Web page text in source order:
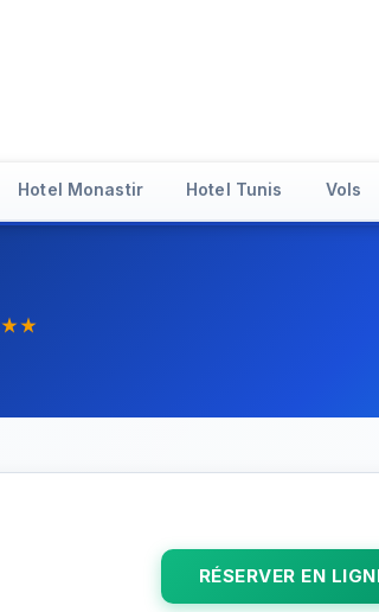
Hotel Monastir Hotel Tunis Vols
star_ratestar_rate
RÉSERVER EN